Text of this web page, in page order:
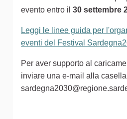
evento entro il 30 settembre
Leggi le linee guida per
eventi del Festival
Per aver supporto al
inviare una e-mail alla casella